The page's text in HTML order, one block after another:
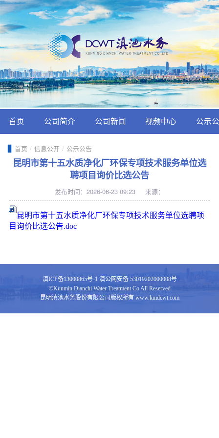
首页 公司简介 公司新闻 视频中心 公示
首页 / 信息公开 / 公示公告
昆明市第十五水质净化厂环保专项技术服务单位选
聘项目询价比选公告
发布时间：2026-06-23 09:23 来源：
昆明市第十五水质净化厂环保专项技术服务单位选聘项
目询价比选公告.doc
滇ICP备13000865号-1 滇公网安备 53019202000008号
©Kunmin Dianchi Water Treatment Co All Reserved
昆明滇池水务股份有限公司版权所有 www.kmdcwt.com